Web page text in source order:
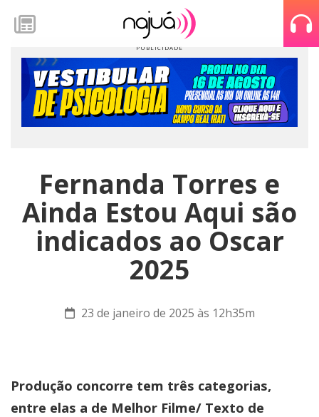
Fernanda Torres e
Ainda Estou Aqui são
indicados ao Oscar
2025
23 de janeiro de 2025 às 12h35m
Produção concorre tem três categorias,
entre elas a de Melhor Filme/ Texto de